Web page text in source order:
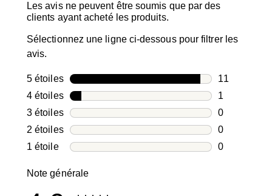
Les avis ne peuvent être soumis que par des
clients ayant acheté les produits.
Sélectionnez une ligne ci-dessous pour filtrer les
avis.
5 étoilesétoiles
11
11 avis
4 étoilesétoiles
1
1 avis avec
3 étoilesétoiles
0
0 avis avec
2 étoilesétoiles
0
0 avis avec
1 étoileétoiles
0
Note générale